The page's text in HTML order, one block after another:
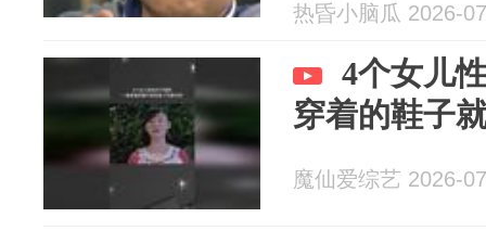
热昏小脑瓜 2026-
4个女儿
穿着的鞋子
魔仙爱综艺 2026-